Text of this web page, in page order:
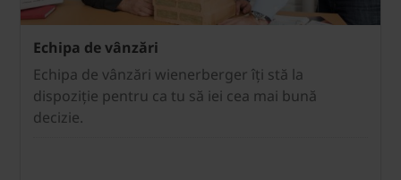
Echipa de vânzări
Echipa de vânzări wienerberger îți stă la
dispoziție pentru ca tu să iei cea mai bună
decizie.